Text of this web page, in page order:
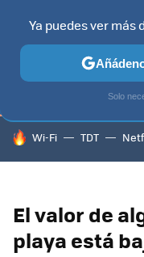
TELEVISORES
HOY SE HABLA DE
Wi-Fi TDT
El valor de
playa está
Ya puedes ver más
Solo